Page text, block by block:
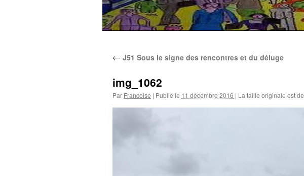
← J51 Sous le signe des rencontres et du déluge
img_1062
Par Francoise | Publié le 11 décembre 2016 | La taille originale est de